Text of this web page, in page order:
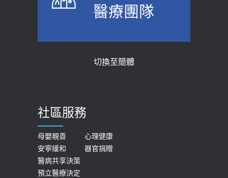
醫療團隊
切換至簡體
社區服務
母嬰親善
心理健康
安寧緩和
器官捐贈
醫病共享決策
預立醫療決定